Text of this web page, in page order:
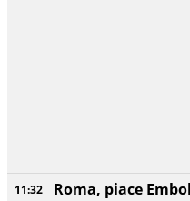
11:32
Roma, piace